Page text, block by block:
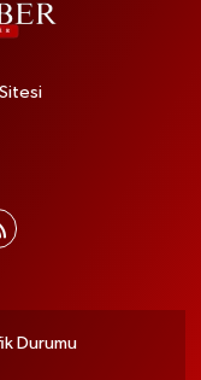
Durumu